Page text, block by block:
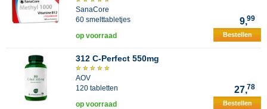
SanaCore
60 smelttabletjes
9,99
op voorraad Bestellen
312 C-Perfect 550mg
AOV
120 tabletten
27,78
op voorraad Bestellen